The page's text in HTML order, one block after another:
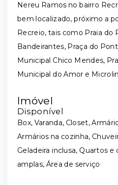
Nereu Ramos no bairro
bem localizado, próximo a
Recreio, tais como Praia do
Bandeirantes, Praça do
Municipal Chico Mendes,
Municipal do Amor e
Imóvel
Disponível
Box, Varanda, Closet,
Armários na cozinha,
Geladeira inclusa, Quartos
amplas, Área de serviço